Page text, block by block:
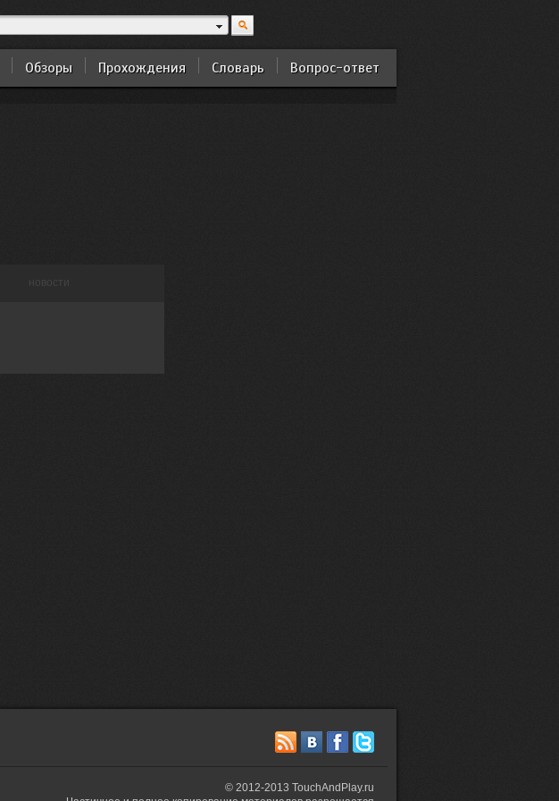
Обзоры Прохождения Словарь Вопрос-ответ
новости
© 2012-2013 TouchAndPlay.ru